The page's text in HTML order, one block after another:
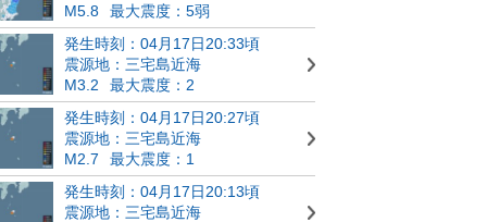
M5.8
最大震度：5弱
発生時刻：04月17日20:33頃
震源地：三宅島近海
M3.2
最大震度：2
発生時刻：04月17日20:27頃
震源地：三宅島近海
M2.7
最大震度：1
発生時刻：04月17日20:13頃
震源地：三宅島近海